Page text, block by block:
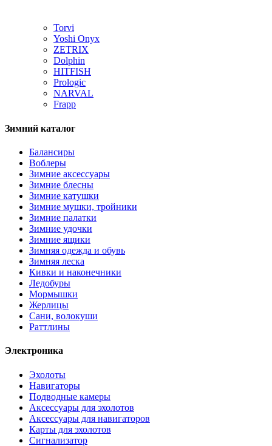
Torvi
Yoshi Onyx
ZETRIX
Dolphin
HITFISH
Prologic
NARVAL
Frapp
Зимний каталог
Балансиры
Воблеры
Зимние аксессуары
Зимние блесны
Зимние катушки
Зимние мушки, тройники
Зимние палатки
Зимние удочки
Зимние ящики
Зимняя одежда и обувь
Зимняя леска
Кивки и наконечники
Ледобуры
Мормышки
Жерлицы
Сани, волокуши
Раттлины
Электроника
Эхолоты
Навигаторы
Подводные камеры
Аксессуары для эхолотов
Аксессуары для навигаторов
Карты для эхолотов
Сигнализатор